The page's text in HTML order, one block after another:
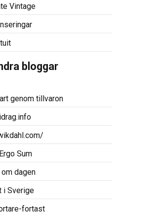
Vintage
bloggar
genom tillvaron
Sum
om dagen
i Sverige
fortast